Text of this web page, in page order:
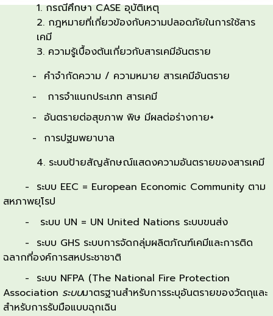
กรณีศึกษา CASE อุบัติเหตุ
กฎหมายที่เกี่ยวข้องกับความปลอดภัยในการใช้สาร
เคมี
ความรู้เบื้องต้นเกี่ยวกับสารเคมีอันตราย
- คําจํากัดความ / ความหมาย สารเคมีอันตราย
- การจำแนกประเภท สารเคมี
- อันตรายต่อสุขภาพ พิษ มีผลต่อร่างกาย+
- การปฐมพยาบาล
ระบบป้ายสัญลักษณ์แสดงความอันตรายของสารเคมี
- ระบบ EEC = European Economic Community ตาม
สหภาพยุโรป
- ระบบ UN = UN United Nations ระบบขนส่ง
- ระบบ GHS ระบบการจัดกลุ่มผลิตภัณฑ์เคมีและการติด
ฉลากที่องค์การสหประชาชาติ
- ระบบ NFPA (The National Fire Protection
Association ระบบมาตรฐานสำหรับการระบุอันตรายของวัตถุและ
สำหรับการรับมือแบบฉุกเฉิน